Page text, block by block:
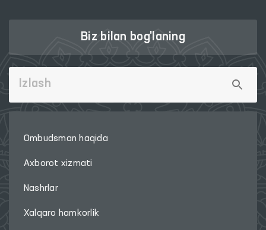
Biz bilan bog'laning
Ombudsman haqida
Axborot xizmati
Nashrlar
Xalqaro hamkorlik